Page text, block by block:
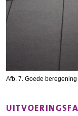
Afb. 7. Goede